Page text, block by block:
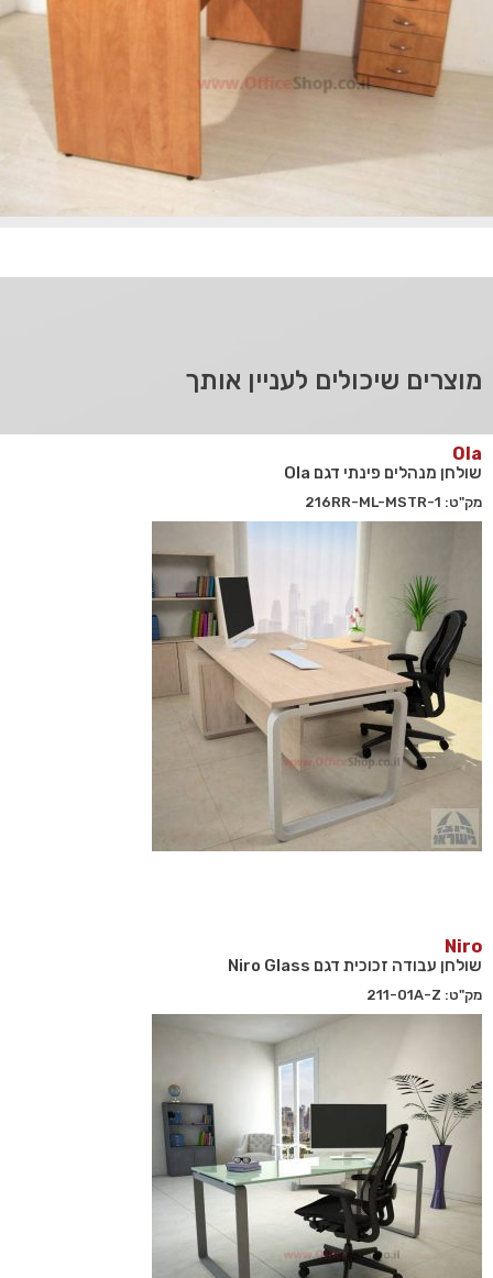
מוצרים שיכולים לעניין אותך
Ola
שולחן מנהלים פינתי דגם Ola
מק"ט: 216RR-ML-MSTR-1
Niro
שולחן עבודה זכוכית דגם Niro Glass
מק"ט: 211-01A-Z